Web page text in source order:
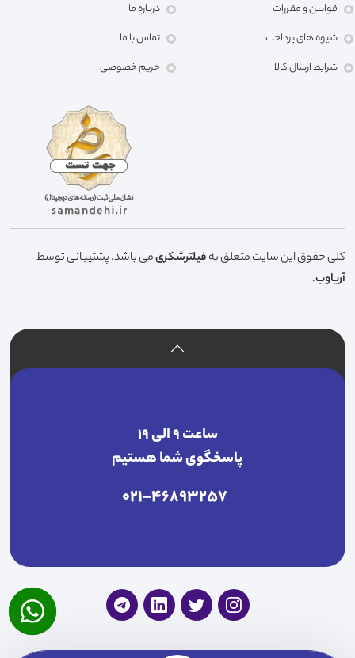
قوانین و مقررات
شیوه های پرداخت
شرایط ارسال کالا
درباره ما
تماس با ما
حریم خصوصی
کلی حقوق این سایت متعلق بهفیلترشکریمی باشد. پشتیبانی توسط
آریاوب.
ساعت ۹ الی ۱۹
پاسخگوی شما هستیم
021-46893257